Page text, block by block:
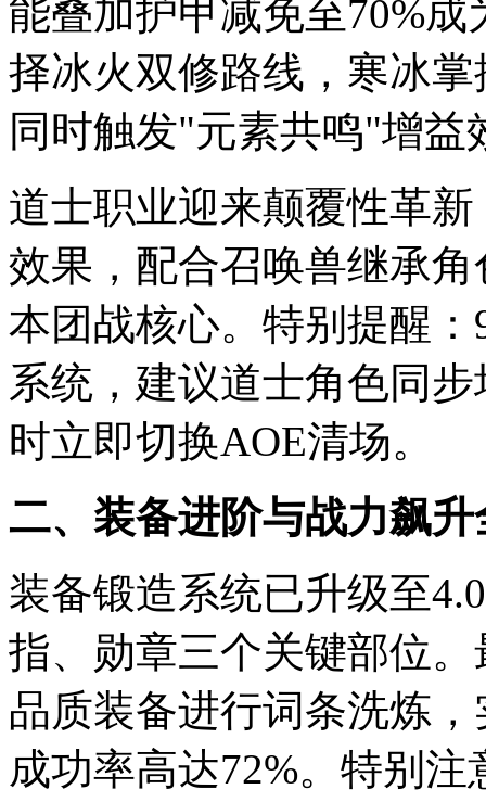
能叠加护甲减免至70%
择冰火双修路线，寒冰
同时触发"元素共鸣"增益
道士职业迎来颠覆性革
效果，配合召唤兽继承
本团战核心。特别提醒
系统，建议道士角色同
时立即切换AOE清场。
二、装备进阶与战力飙升
装备锻造系统已升级至
指、勋章三个关键部位
品质装备进行词条洗炼
成功率高达72%。特别